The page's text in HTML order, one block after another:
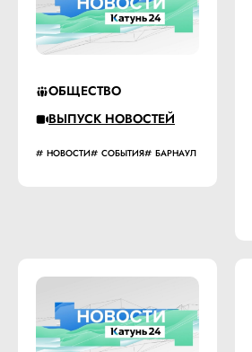
ОБЩЕСТВО
ВЫПУСК НОВОСТЕЙ
НОВОСТИ СОБЫТИЯ БАРНАУЛ